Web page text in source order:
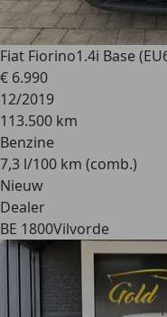
Fiat Fiorino1.4i Base
€ 6.990
12/2019
113.500 km
Benzine
7,3 l/100 km (comb.)
Nieuw
Dealer
BE 1800Vilvorde